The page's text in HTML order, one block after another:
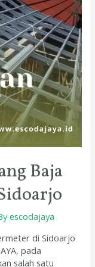
Baja
escodajaya
di Sidoarjo
pada
salah satu